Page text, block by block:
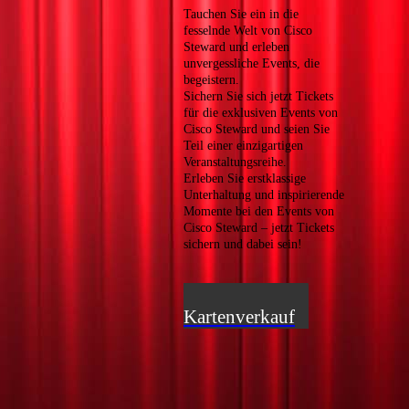
Tauchen Sie ein in die
fesselnde Welt von Cisco
Steward und erleben
unvergessliche Events, die
begeistern.
Sichern Sie sich jetzt Tickets
für die exklusiven Events von
Cisco Steward und seien Sie
Teil einer einzigartigen
Veranstaltungsreihe.
Erleben Sie erstklassige
Unterhaltung und inspirierende
Momente bei den Events von
Cisco Steward – jetzt Tickets
sichern und dabei sein!
Kartenverkauf